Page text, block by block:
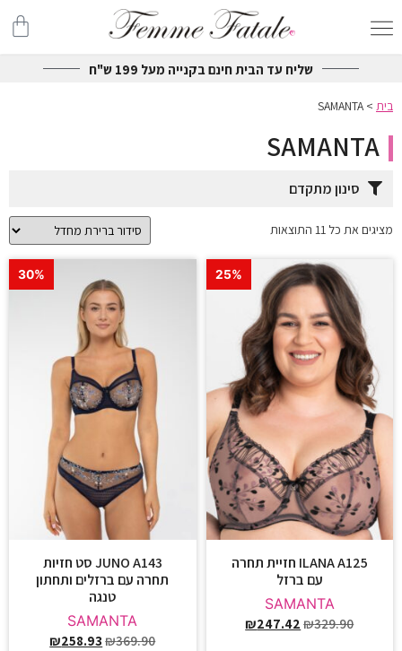
שליח עד הבית חינם בקנייה מעל 199 ש"ח
בית >
SAMANTA
SAMANTA
סינון מתקדם
מציגים את כל ⁦11⁩ התוצאות
25%
ILANA A125 חזיית תחרה
עם ברזל
SAMANTA
₪329.90
₪247.42
30%
JUNO A143 סט חזיות
תחרה עם ברזלים ותחתון
טנגה
SAMANTA
₪369.90
₪258.93